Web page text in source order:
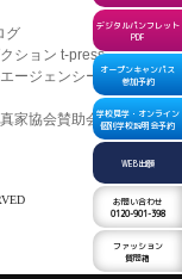
グ
ション t-press
ージェンシー
家協会賛助会
デジタルパンフレット
PDF
オープンキャンパス
参加予約
学校見学・オンライン
個別学校説明会予約
WEB出願
お問い合わせ
0120-901-398
ファッション
質問箱